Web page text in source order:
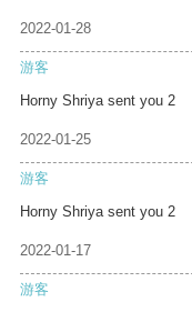
2022-01-28
游客
Horny Shriya sent you 2
2022-01-25
游客
Horny Shriya sent you 2
2022-01-17
游客